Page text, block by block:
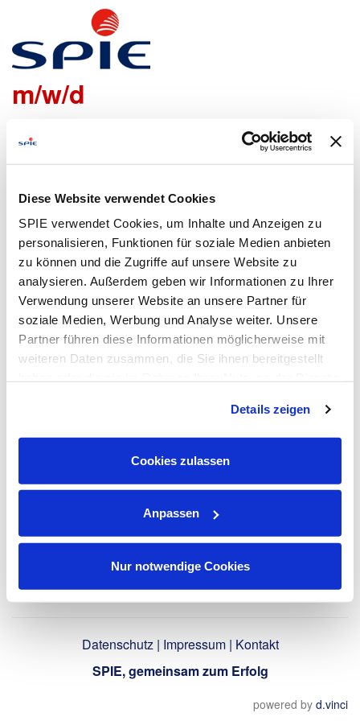
Diese Website verwendet Cookies
SPIE verwendet Cookies, um Inhalte und Anzeigen zu
personalisieren, Funktionen für soziale Medien anbieten
zu können und die Zugriffe auf unsere Website zu
analysieren. Außerdem geben wir Informationen zu Ihrer
Verwendung unserer Website an unsere Partner für
soziale Medien, Werbung und Analyse weiter. Unsere
Partner führen diese Informationen möglicherweise mit
weiteren Daten zusammen, die Sie ihnen bereitgestellt
Verarbeitung Ihrer Daten in den USA ein. Alle weiteren
Informationen zu Cookies finden Sie in unseren
Datenschutzhinweisen .
Details zeigen
Cookies zulassen
Anpassen
Nur notwendige Cookies
Projektleiter Elektrotechnik
m/w/d
Wir freuen uns sehr, dass Du Dich bei uns bewerben
möchtest!
Um den Bewerbungsprozess für Dich so einfach wie
an, um Daten zu übermitteln:
Bewerbungsformular
ausfüllen
LinkedIn-Profil
Lebenslauf
hochladen
Datenschutz| Impressum| Kontakt
SPIE, gemeinsam zum Erfolg
powered by d.vinci